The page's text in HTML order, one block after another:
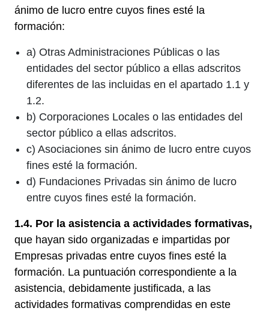
ánimo de lucro entre cuyos fines esté la
formación:
a) Otras Administraciones Públicas o las
entidades del sector público a ellas adscritos
diferentes de las incluidas en el apartado 1.1 y
1.2.
b) Corporaciones Locales o las entidades del
sector público a ellas adscritos.
c) Asociaciones sin ánimo de lucro entre cuyos
fines esté la formación.
d) Fundaciones Privadas sin ánimo de lucro
entre cuyos fines esté la formación.
1.4. Por la asistencia a actividades formativas,
que hayan sido organizadas e impartidas por
Empresas privadas entre cuyos fines esté la
formación. La puntuación correspondiente a la
asistencia, debidamente justificada, a las
actividades formativas comprendidas en este